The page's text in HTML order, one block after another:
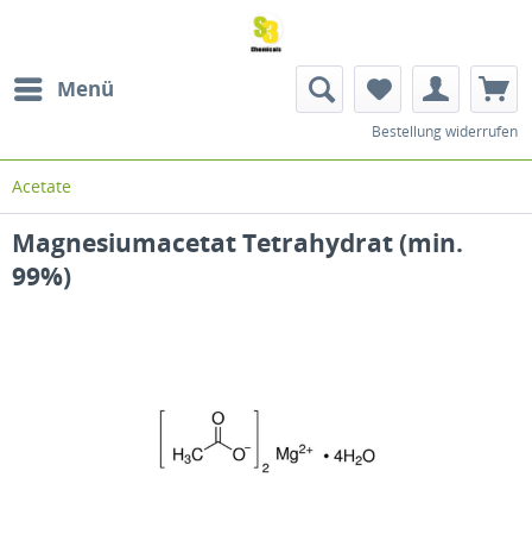
Menü
Bestellung widerrufen
Acetate
Magnesiumacetat Tetrahydrat (min.
99%)